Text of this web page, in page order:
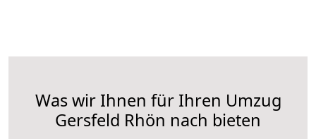
Was wir Ihnen für Ihren Umzug
Gersfeld Rhön nach bieten